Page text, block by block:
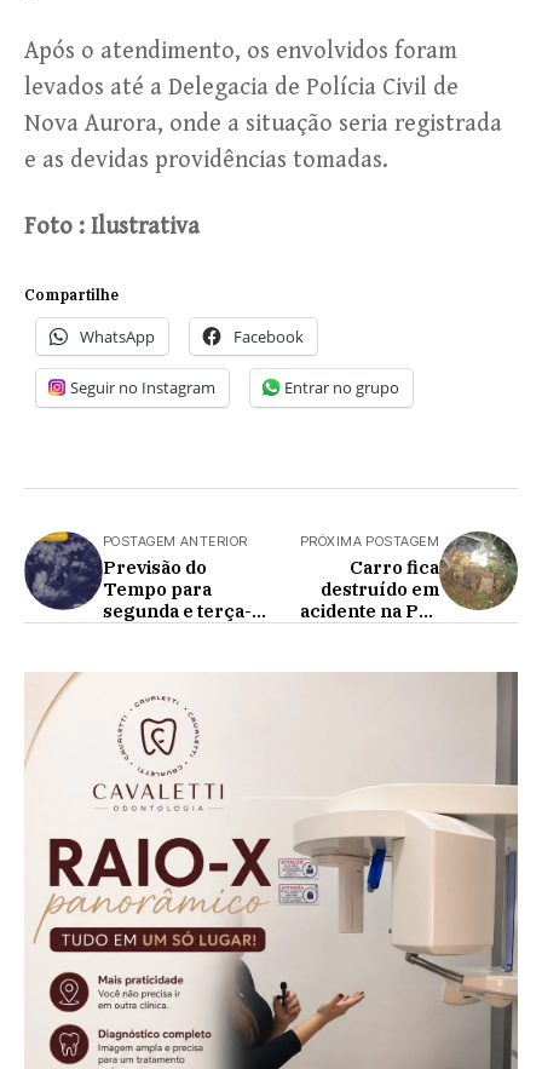
Após o atendimento, os envolvidos foram
levados até a Delegacia de Polícia Civil de
Nova Aurora, onde a situação seria registrada
e as devidas providências tomadas.
Foto : Ilustrativa
Compartilhe
WhatsApp Facebook
Seguir no Instagram Entrar no grupo
POSTAGEM ANTERIOR
Previsão do
Tempo para
segunda e terça-
PRÓXIMA POSTAGEM
Carro fica
destruído em
acidente na PR-